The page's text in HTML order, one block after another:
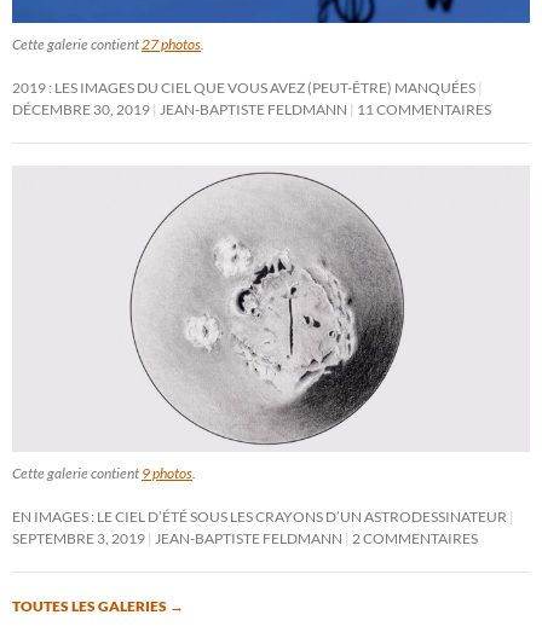
Cette galerie contient 27 photos
2019 : LES IMAGES DU CIEL QUE VOUS AVEZ (PEUT-ÊTRE) MANQUÉES
DÉCEMBRE 30, 2019
JEAN-BAPTISTE FELDMANN 11 COMMENTAIRES
Cette galerie contient 9 photos
EN IMAGES : LE CIEL D’ÉTÉ SOUS LES CRAYONS D’UN ASTRODESSINATEUR
SEPTEMBRE 3, 2019
JEAN-BAPTISTE FELDMANN 2 COMMENTAIRES
TOUTES LES GALERIES →